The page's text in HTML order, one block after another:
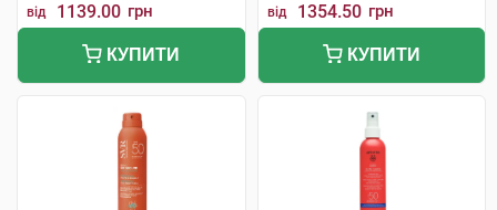
від 1139.00 грн
КУПИТИ
від 1354.50 грн
КУПИТИ